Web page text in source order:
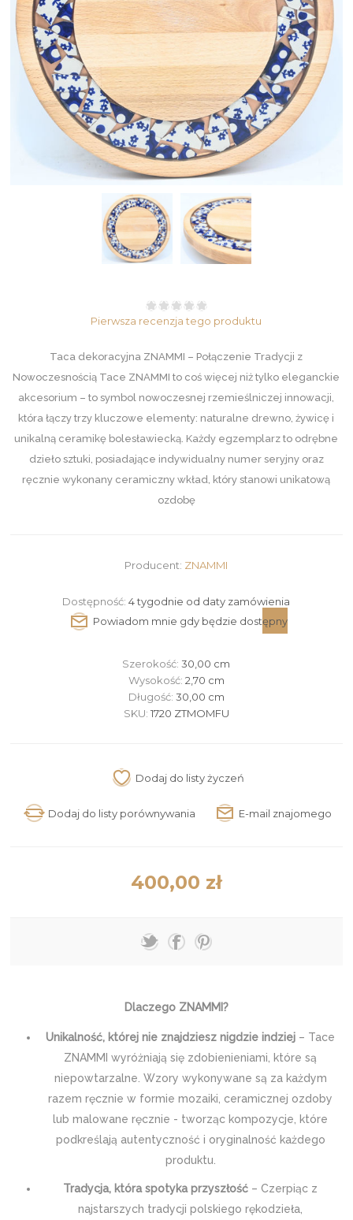
Pierwsza recenzja tego produktu
Taca dekoracyjna ZNAMMI – Połączenie Tradycji z
Nowoczesnością Tace ZNAMMI to coś więcej niż tylko eleganckie
akcesorium – to symbol nowoczesnej rzemieślniczej innowacji,
która łączy trzy kluczowe elementy: naturalne drewno, żywicę i
unikalną ceramikę bolesławiecką. Każdy egzemplarz to odrębne
dzieło sztuki, posiadające indywidualny numer seryjny oraz
ręcznie wykonany ceramiczny wkład, który stanowi unikatową
ozdobę
Producent: ZNAMMI
Dostępność: 4 tygodnie od daty zamówienia
Szerokość:30,00 cm
Wysokość: 2,70 cm
Długość: 30,00 cm
SKU: 1720 ZTMOMFU
400,00 zł
Dlaczego ZNAMMI?
Unikalność, której nie znajdziesz nigdzie indziej – Tace
ZNAMMI wyróżniają się zdobienieniami, które są
niepowtarzalne. Wzory wykonywane są za każdym
razem ręcznie w formie mozaiki, ceramicznej ozdoby
lub malowane ręcznie - tworząc kompozycje, które
podkreślają autentyczność i oryginalność każdego
produktu.
Tradycja, która spotyka przyszłość – Czerpiąc z
najstarszych tradycji polskiego rękodzieła,